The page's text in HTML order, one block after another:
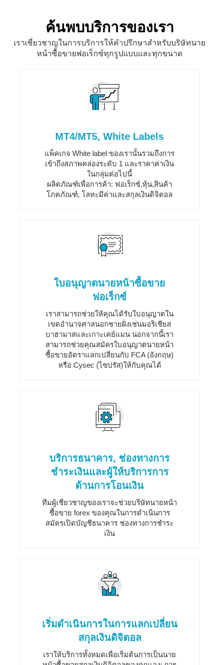
ค้นพบบริการของเรา
เราเชี่ยวชาญในการบริการให้คำปรึกษาสำหรับบริษัทนาย
หน้าซื้อขายฟอเร็กซ์ทุกรูปแบบและทุกขนาด
MT4/MT5, White Labels
แพ็คเกจ White label ของเรานั้นรวมถึงการ
เข้าถึงสภาพคล่องระดับ 1 และราคาค่าเงิน
ในกลุ่มต่อไปนี้
ผลิตภัณฑ์เพื่อการค้า: ฟอเร็กซ์,หุ้น,สินค้า
โภคภัณฑ์, โลหะมีค่าและสกุลเงินดิจิตอล
ใบอนุญาตนายหน้าซื้อขาย
ฟอเร็กซ์
เราสามารถช่วยให้คุณได้รับใบอนุญาตใน
เขตอำนาจศาลนอกชายฝั่งเช่นมอริเชียส
บาฮามาสและเกาะเคย์แมน นอกจากนี้เรา
สามารถช่วยคุณสมัครใบอนุญาตนายหน้า
ซื้อขายอัตราแลกเปลี่ยนกับ FCA (อังกฤษ)
หรือ Cysec (ไซปรัส)ให้กับคุณได้
บริการธนาคาร, ช่องทางการ
ชำระเงินและผู้ให้บริการการ
ด้านการโอนเงิน
ทีมผู้เชี่ยวชาญของเราจะช่วยบริษัทนายหน้า
ซื้อขาย forex ของคุณในการดำเนินการ
สมัครเปิดบัญชีธนาคาร ช่องทางการชำระ
เงิน
เริ่มดำเนินการในการแลกเปลี่ยน
สกุลเงินดิจิตอล
เราให้บริการทั้งหมดเพื่อเริ่มต้นการเป็นนาย